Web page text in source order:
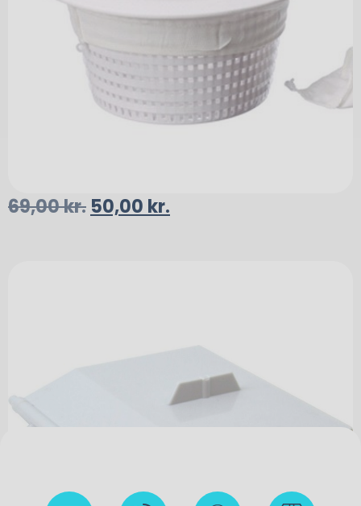
69,00kr. 50,00 kr.